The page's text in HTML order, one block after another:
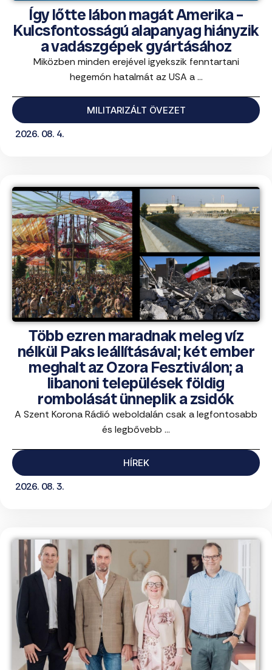
Így lőtte lábon magát Amerika –
Kulcsfontosságú alapanyag hiányzik
a vadászgépek gyártásához
Miközben minden erejével igyekszik fenntartani
hegemón hatalmát az USA a ...
MILITARIZÁLT ÖVEZET
2026. 08. 4.
Több ezren maradnak meleg víz
nélkül Paks leállításával; két ember
meghalt az Ozora Fesztiválon; a
libanoni települések földig
rombolását ünneplik a zsidók
A Szent Korona Rádió weboldalán csak a legfontosabb
és legbővebb ...
HÍREK
2026. 08. 3.